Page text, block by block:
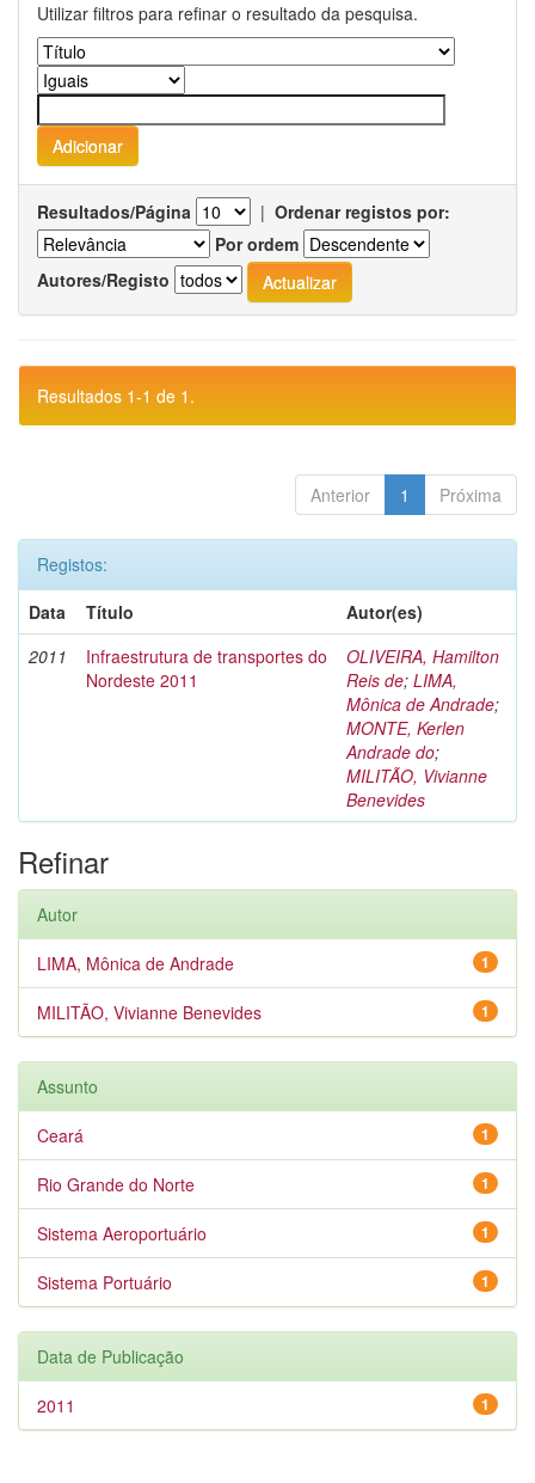
Utilizar filtros para refinar o resultado da pesquisa.
Resultados/Página | Ordenar registos por:
Por ordem
Autores/Registo
Resultados 1-1 de 1.
Anterior 1 Próxima
Registos:
Data
Título
Autor(es)
2011
Infraestrutura de transportes do
Nordeste 2011
OLIVEIRA, Hamilton
Reis de; LIMA,
Mônica de Andrade;
MONTE, Kerlen
Andrade do;
MILITÃO, Vivianne
Benevides
Refinar
Autor
1
LIMA, Mônica de Andrade
1
MILITÃO, Vivianne Benevides
Assunto
1
Ceará
1
Rio Grande do Norte
1
Sistema Aeroportuário
1
Sistema Portuário
Data de Publicação
1
2011